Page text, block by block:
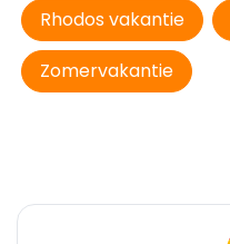
Rhodos vakantie
Zomervakantie